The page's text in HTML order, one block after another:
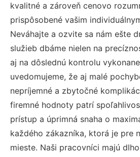
kvalitné a zároveň cenovo
prispôsobené vašim
Neváhajte a ozvite sa nám ešte
služieb dbáme nielen na
aj na dôslednú kontrolu
uvedomujeme, že aj malé
nepríjemné a zbytočné
firemné hodnoty patrí
prístup a úprimná snaha o
každého zákazníka, ktorá je pre
mieste. Naši pracovníci majú